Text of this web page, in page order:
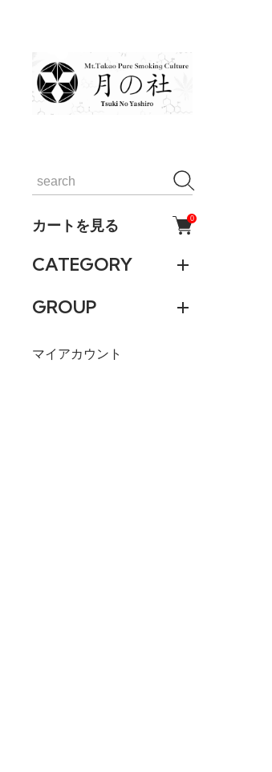
カートを見る 0
CATEGORY
GROUP
マイアカウント